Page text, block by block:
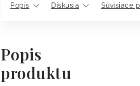
Popis Diskusia Súvisiace
Popis
produktu